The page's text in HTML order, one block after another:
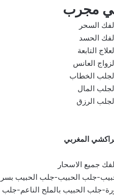
مجرب
السحر
الحسد
التابعة
العانس
الخطاب
المال
الرزق
المغربي
جميع الاسحار
جلب الحبيب-جلب الحبيب
جلب الحبيب بالملح الناعم-جلب